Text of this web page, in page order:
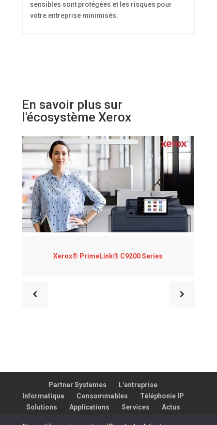
sensibles sont protégées et les risques pour
votre entreprise minimisés.
En savoir plus sur
l'écosystème Xerox
Xerox® PrimeLink® C9200 Series
Partner Systemes
L’entreprise
Informatique
Consommables
Téléphonie IP
Solutions
Applications Services
Actus